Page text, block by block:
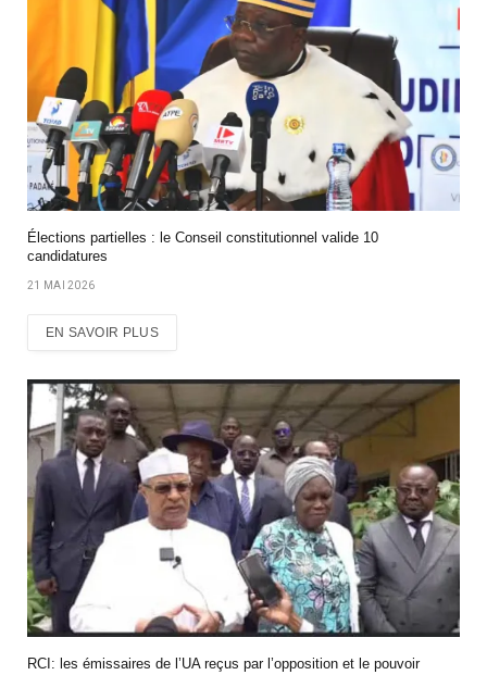
Élections partielles : le Conseil constitutionnel valide 10
candidatures
21 MAI 2026
EN SAVOIR PLUS
RCI: les émissaires de l’UA reçus par l’opposition et le pouvoir